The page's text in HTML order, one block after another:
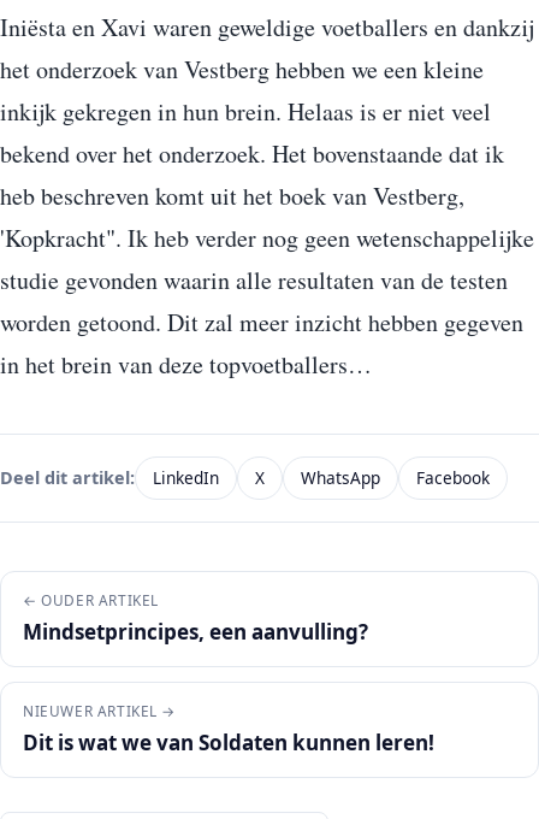
Iniësta en Xavi waren geweldige voetballers en dankzij
het onderzoek van Vestberg hebben we een kleine
inkijk gekregen in hun brein. Helaas is er niet veel
bekend over het onderzoek. Het bovenstaande dat ik
heb beschreven komt uit het boek van Vestberg,
'Kopkracht". Ik heb verder nog geen wetenschappelijke
studie gevonden waarin alle resultaten van de testen
worden getoond. Dit zal meer inzicht hebben gegeven
in het brein van deze topvoetballers…
Deel dit artikel: LinkedIn X WhatsApp Facebook
← OUDER ARTIKEL
Mindsetprincipes, een aanvulling?
NIEUWER ARTIKEL →
Dit is wat we van Soldaten kunnen leren!